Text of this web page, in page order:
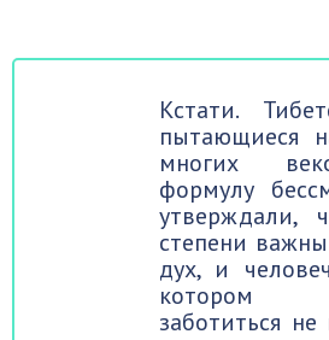
Кстати.
пытающиеся
многих
формулу
утверждали,
степени
дух, и
котором
заботиться